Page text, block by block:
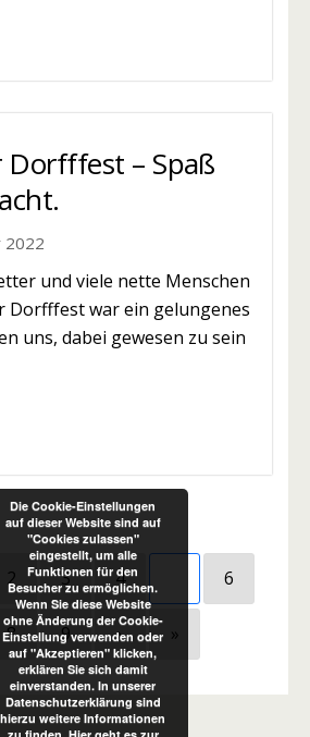
– Spaß
2022
und viele nette Menschen
Dorfffest war ein gelungenes
uns, dabei gewesen zu sein
2 3 4 6
8 9 › »
Die Cookie-Einstellungen
auf dieser Website sind auf
"Cookies zulassen"
eingestellt, um alle
Funktionen für den
Besucher zu ermöglichen.
Wenn Sie diese Website
ohne Änderung der Cookie-
Einstellung verwenden oder
auf "Akzeptieren" klicken,
erklären Sie sich damit
einverstanden. In unserer
Datenschutzerklärung sind
hierzu weitere Informationen